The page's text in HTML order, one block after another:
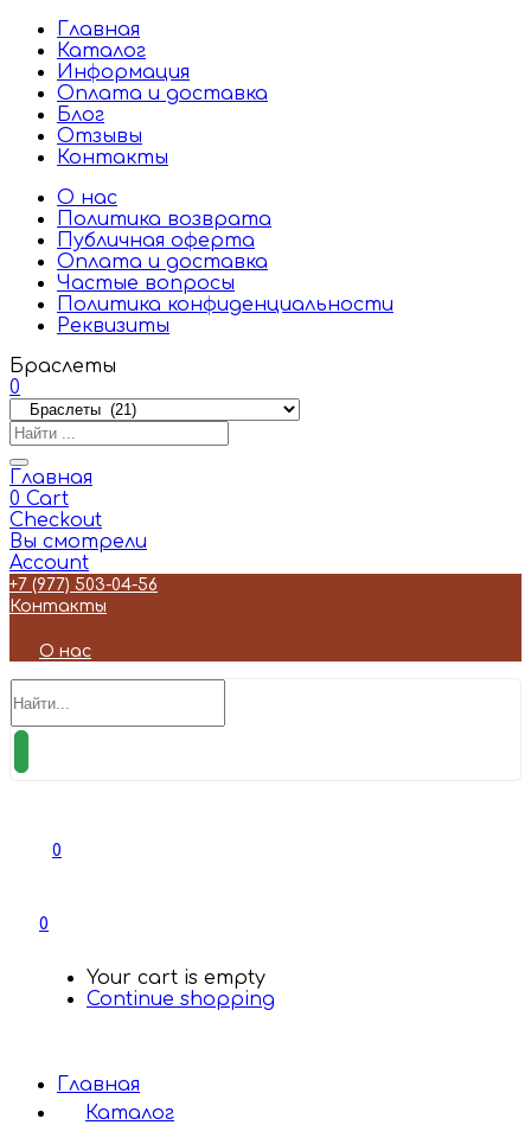
Главная
Каталог
Информация
Оплата и доставка
Блог
Отзывы
Контакты
О нас
Политика возврата
Публичная оферта
Оплата и доставка
Частые вопросы
Политика конфиденциальности
Реквизиты
Браслеты
0
Главная
0 Cart
Checkout
Вы смотрели
Account
+7 (977) 503-04-56
Контакты
О нас
0
0
Your cart is empty
Continue shopping
Главная
Каталог